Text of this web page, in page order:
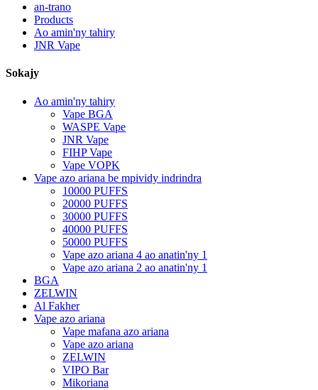
an-trano
Products
Ao amin'ny tahiry
JNR Vape
Sokajy
Ao amin'ny tahiry
Vape BGA
WASPE Vape
JNR Vape
FIHP Vape
Vape VOPK
Vape azo ariana be mpividy indrindra
10000 PUFFS
20000 PUFFS
30000 PUFFS
40000 PUFFS
50000 PUFFS
Vape azo ariana 4 ao anatin'ny 1
Vape azo ariana 2 ao anatin'ny 1
BGA
ZELWIN
Al Fakher
Vape azo ariana
Vape mafana azo ariana
Vape azo ariana
ZELWIN
VIPO Bar
Mikoriana